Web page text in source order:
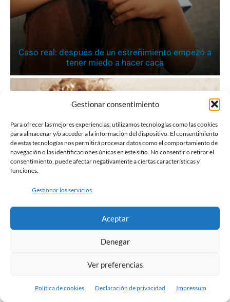
Gestionar consentimiento
Para ofrecer las mejores experiencias, utilizamos tecnologías como las cookies
para almacenar y/o acceder a la información del dispositivo. El consentimiento
de estas tecnologías nos permitirá procesar datos como el comportamiento de
navegación o las identificaciones únicas en este sitio. No consentir o retirar el
consentimiento, puede afectar negativamente a ciertas características y
funciones.
Gestionar los servicios
Aceptar
Denegar
Ver preferencias
Política de cookies Declaración de privacidad Impressum
Caso real: después de un estreñimiento empezó a
tener miedo a hacer caca
Caso real: la encopresis comenzó tras el